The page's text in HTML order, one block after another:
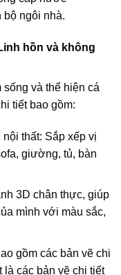
bộ ngôi nhà.
hồn và không
và thể hiện cá
tiết bao gồm:
thất: Sắp xếp vị
giường, tủ, bàn
3D chân thực, giúp
mình với màu sắc,
gồm các bản vẽ chi
là các bản vẽ chi tiết